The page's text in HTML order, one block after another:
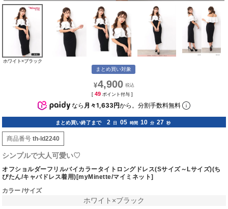
ホワイト×ブラック
まとめ買い対象
¥4,900
[ 49 ポイント付与 ]
なら 月々1,633円から。分割手数料無料
まとめ買い終了まで 2 日 05 時間 10 分 26 秒
商品番号 th-ld2240
シンプルで大人可愛い♡
オフショルダーフリルバイカラータイトロングドレス(Sサイズ～Lサイズ)(ち
ぴたん/キャバドレス着用)[myMinette/マイミネット]
カラー サイズ
ホワイト×ブラック